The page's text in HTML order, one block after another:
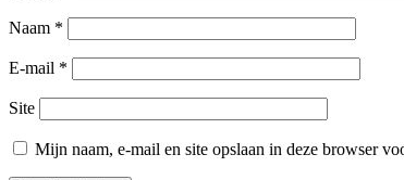
Naam *
E-mail *
Site
Mijn naam, e-mail en site opslaan in deze browser